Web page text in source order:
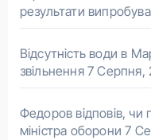
результати
Відсутність води в
звільнення 7 Серпня,
Федоров відповів, чи
міністра оборони 7